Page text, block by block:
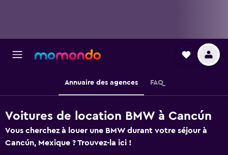
Annuaire des agences FAQ
Voitures de location BMW à Cancún
Vous cherchez à louer une BMW durant votre séjour à
Cancún, Mexique ? Trouvez-la ici !